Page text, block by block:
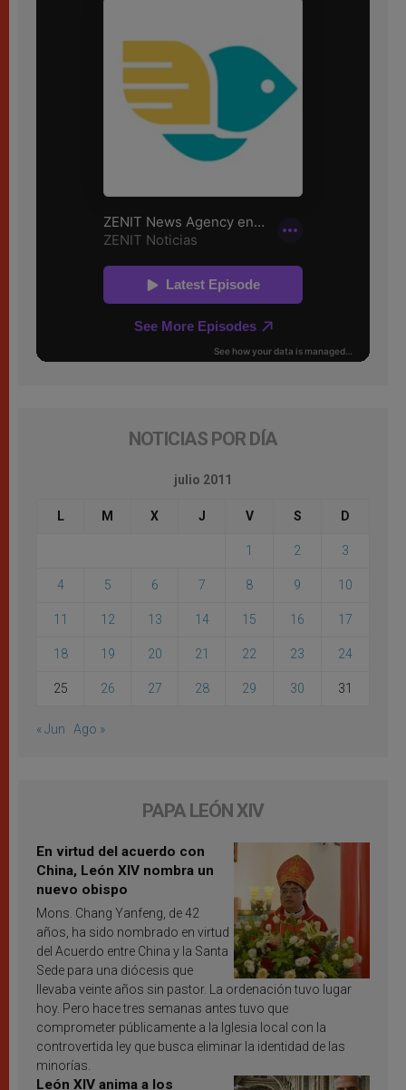
NOTICIAS POR DÍA
julio 2011
L M X J V S D
1 2 3
4 5 6 7 8 9 10
11 12 13 14 15 16 17
18 19 20 21 22 23 24
25 26 27 28 29 30 31
« Jun Ago »
PAPA LEÓN XIV
En virtud del acuerdo con
China, León XIV nombra un
nuevo obispo
Mons. Chang Yanfeng, de 42
años, ha sido nombrado en virtud
del Acuerdo entre China y la Santa
Sede para una diócesis que
llevaba veinte años sin pastor. La ordenación tuvo lugar
hoy. Pero hace tres semanas antes tuvo que
comprometer públicamente a la Iglesia local con la
controvertida ley que busca eliminar la identidad de las
minorías.
León XIV anima a los